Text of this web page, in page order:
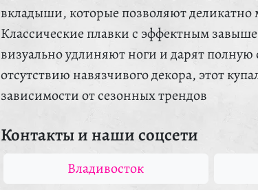
вкладыши, которые позволяют деликатно
Классические плавки с эффектным
визуально удлиняют ноги и дарят
отсутствию навязчивого декора, этот
зависимости от сезонных трендов
Контакты и наши соцсети
Владивосток